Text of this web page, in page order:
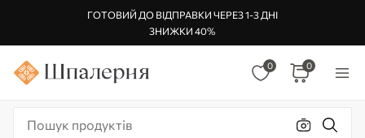
ГОТОВИЙ ДО ВІДПРАВКИ ЧЕРЕЗ 1-3 ДНІ
ЗНИЖКИ 40%
0 0